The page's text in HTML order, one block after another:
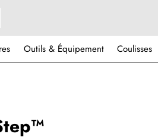
Outils & Équipement Coulisses